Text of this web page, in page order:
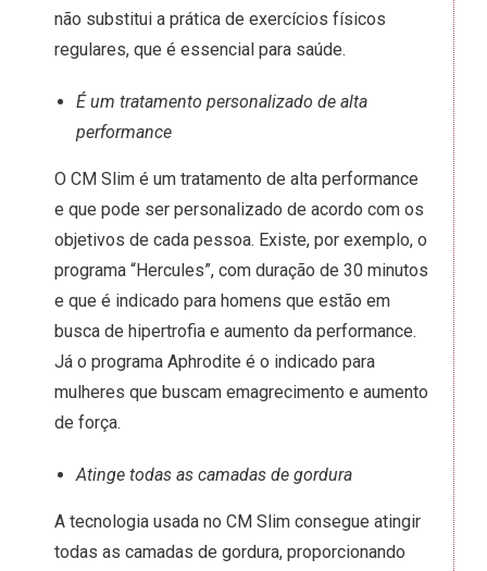
não substitui a prática de exercícios físicos
regulares, que é essencial para saúde.
É um tratamento personalizado de alta
performance
O CM Slim é um tratamento de alta performance
e que pode ser personalizado de acordo com os
objetivos de cada pessoa. Existe, por exemplo, o
programa “Hercules”, com duração de 30 minutos
e que é indicado para homens que estão em
busca de hipertrofia e aumento da performance.
Já o programa Aphrodite é o indicado para
mulheres que buscam emagrecimento e aumento
de força.
Atinge todas as camadas de gordura
A tecnologia usada no CM Slim consegue atingir
todas as camadas de gordura, proporcionando